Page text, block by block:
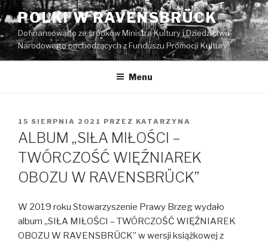
Przeskocz
do
treści
POLKI W RAVENSBRÜCK
Dofinansowano ze środków Ministra Kultury i Dziedzictwa
Narodowego pochodzących z Funduszu Promocji Kultury
Menu
OPUBLIKOWANE
W
15 SIERPNIA 2021 PRZEZ KATARZYNA
ALBUM „SIŁA MIŁOŚCI –
TWÓRCZOŚĆ WIĘŹNIAREK
OBOZU W RAVENSBRÜCK”
W 2019 roku Stowarzyszenie Prawy Brzeg wydało
album „SIŁA MIŁOŚCI – TWÓRCZOŚĆ WIĘŹNIAREK
OBOZU W RAVENSBRÜCK” w wersji książkowej z